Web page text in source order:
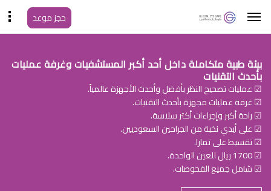
حجز موعد
بيئة طبية متكاملة داخل أحد أكبر المستشفيات وغرفة عمليات
بأحدث التقنيات
☑ عمليات تصحيح النظر بأفضل وأحدث الأجهزة عالمياً.
☑ غرفة عمليات مجهزة بأحدث التقنيات.
☑ راحة أكبر وإجراءات أكثر سلاسة.
☑ على أيدي نخبة من الجراحين السعوديين.
☑ تقسيط على تمارا.
☑ 1700 ريال للعين الواحدة.
☑ شامل جميع الفحوصات.